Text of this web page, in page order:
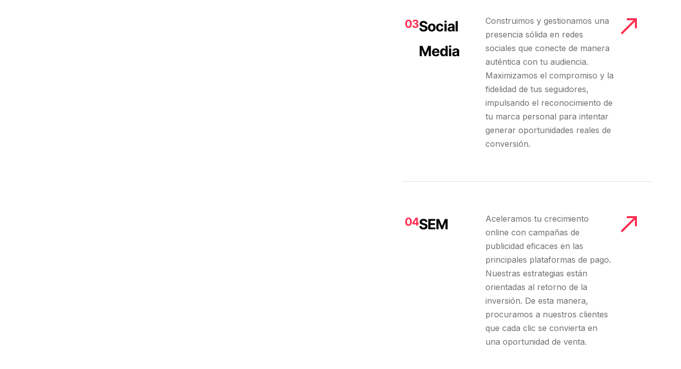
03Social
Media
Construimos y gestionamos una
presencia sólida en redes
sociales que conecte de manera
auténtica con tu audiencia.
Maximizamos el compromiso y la
fidelidad de tus seguidores,
impulsando el reconocimiento de
tu marca personal para intentar
generar oportunidades reales de
conversión.
04SEM
Aceleramos tu crecimiento
online con campañas de
publicidad eficaces en las
principales plataformas de pago.
Nuestras estrategias están
orientadas al retorno de la
inversión. De esta manera,
procuramos a nuestros clientes
que cada clic se convierta en
una oportunidad de venta.